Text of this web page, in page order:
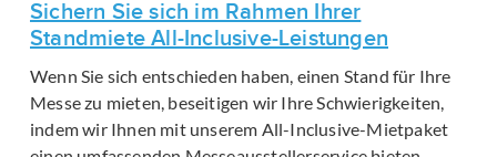
Sichern Sie sich im Rahmen Ihrer
Standmiete All-Inclusive-Leistungen
Wenn Sie sich entschieden haben, einen Stand für Ihre
Messe zu mieten, beseitigen wir Ihre Schwierigkeiten,
indem wir Ihnen mit unserem All-Inclusive-Mietpaket